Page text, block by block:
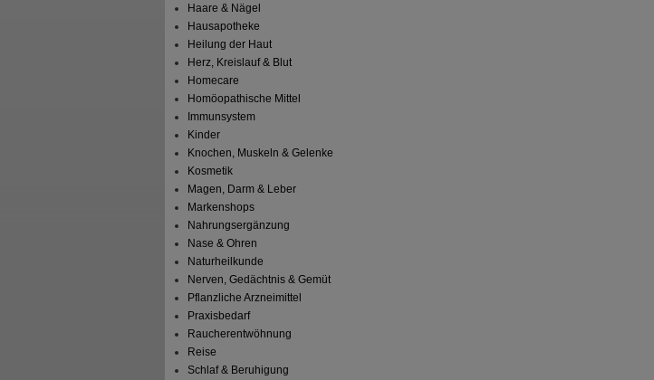
Haare & Nägel
Hausapotheke
Heilung der Haut
Herz, Kreislauf & Blut
Homecare
Homöopathische Mittel
Immunsystem
Kinder
Knochen, Muskeln & Gelenke
Kosmetik
Magen, Darm & Leber
Markenshops
Nahrungsergänzung
Nase & Ohren
Naturheilkunde
Nerven, Gedächtnis & Gemüt
Pflanzliche Arzneimittel
Praxisbedarf
Raucherentwöhnung
Reise
Schlaf & Beruhigung